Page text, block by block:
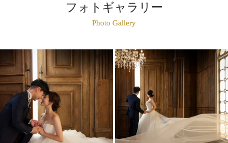
フォトギャラリー
Photo Gallery